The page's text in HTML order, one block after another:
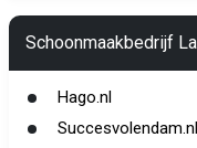
Schoonmaakbedrijf
Hago.nl
Succesvolendam.nl